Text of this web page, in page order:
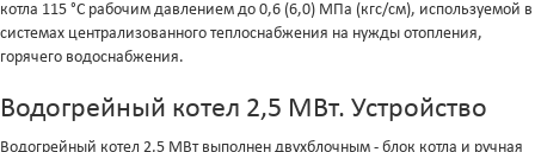
котла 115 °С рабочим давлением до 0,6 (6,0) МПа (кгс/см), используемой в
системах централизованного теплоснабжения на нужды отопления,
горячего водоснабжения.
Водогрейный котел 2,5 МВт. Устройство
Водогрейный котел 2,5 МВт выполнен двухблочным - блок котла и ручная